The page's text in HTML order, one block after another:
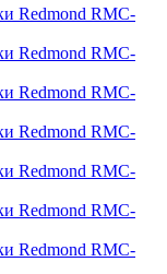
Redmond RMC-
Redmond RMC-
Redmond RMC-
Redmond RMC-
Redmond RMC-
Redmond RMC-
Redmond RMC-